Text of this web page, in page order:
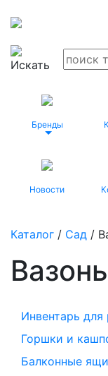
Бренды
Новости
Каталог / Сад /
Инвентарь
Горшки и
Балконные